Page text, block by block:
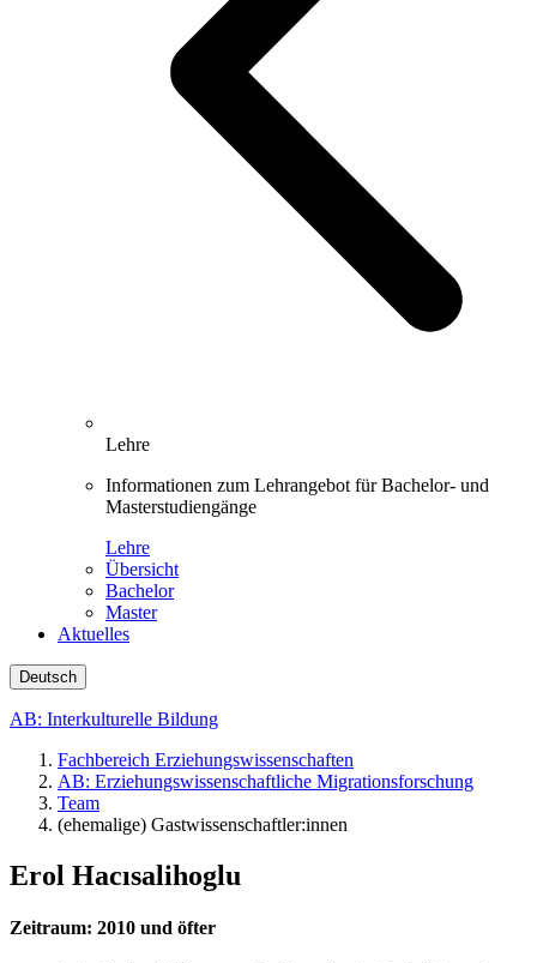
Lehre
Informationen zum Lehrangebot für Bachelor- und
Masterstudiengänge
Lehre
Übersicht
Bachelor
Master
Aktuelles
Deutsch
AB: Interkulturelle Bildung
Fachbereich Erziehungswissenschaften
AB: Erziehungswissenschaftliche Migrationsforschung
Team
(ehemalige) Gastwissenschaftler:innen
Erol Hacısalihoglu
Zeitraum: 2010 und öfter